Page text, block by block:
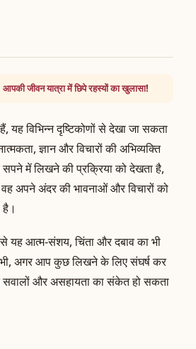
जीवन यात्रा में छिपे रहस्यों का खुलासा!
विभिन्न दृष्टिकोणों से देखा जा सकता
ज्ञान और विचारों की अभिव्यक्ति
में लिखने की प्रक्रिया को देखता है,
अपने अंदर की भावनाओं और विचारों को
से यह आत्म-संशय, चिंता और दबाव का भी
अगर आप कुछ लिखने के लिए संघर्ष कर
और असहायता का संकेत हो सकता